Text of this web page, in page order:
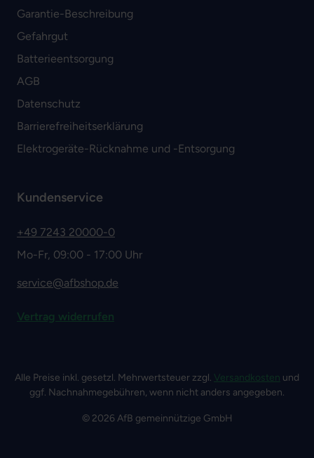
Garantie-Beschreibung
Gefahrgut
Batterieentsorgung
AGB
Datenschutz
Barrierefreiheitserklärung
Elektrogeräte-Rücknahme und -Entsorgung
Kundenservice
+49 7243 20000-0
Mo-Fr, 09:00 - 17:00 Uhr
service@afbshop.de
Vertrag widerrufen
Alle Preise inkl. gesetzl. Mehrwertsteuer zzgl. Versandkosten und
ggf. Nachnahmegebühren, wenn nicht anders angegeben.
© 2026 AfB gemeinnützige GmbH